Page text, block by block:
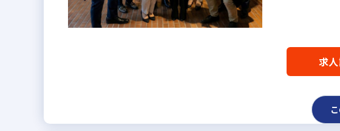
求